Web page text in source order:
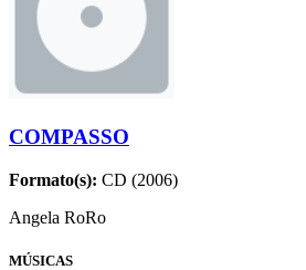
COMPASSO
Formato(s): CD (2006)
Angela RoRo
MÚSICAS